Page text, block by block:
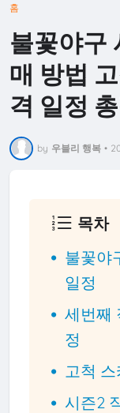
홈
불꽃야구
매 방법
격 일정
by 우블리 행복 •
목차
불꽃야
일정
세번째
정
고척
시즌2